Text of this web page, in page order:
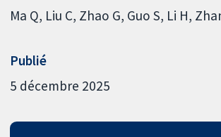
Ma Q Liu C Zhao G Guo S Li H
Publié
5 décembre 2025